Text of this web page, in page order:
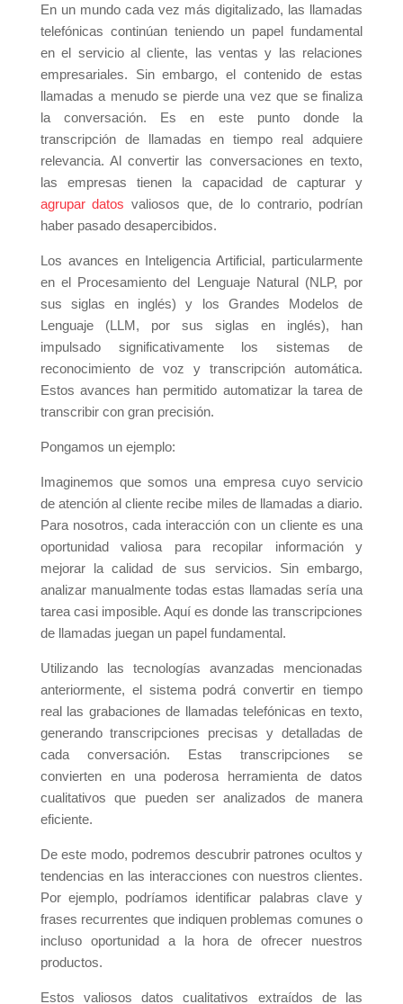
En un mundo cada vez más digitalizado, las llamadas
telefónicas continúan teniendo un papel fundamental
en el servicio al cliente, las ventas y las relaciones
empresariales. Sin embargo, el contenido de estas
llamadas a menudo se pierde una vez que se finaliza
la conversación. Es en este punto donde la
transcripción de llamadas en tiempo real adquiere
relevancia. Al convertir las conversaciones en texto,
las empresas tienen la capacidad de capturar y
agrupar datos valiosos que, de lo contrario, podrían
haber pasado desapercibidos.
Los avances en Inteligencia Artificial, particularmente
en el Procesamiento del Lenguaje Natural (NLP, por
sus siglas en inglés) y los Grandes Modelos de
Lenguaje (LLM, por sus siglas en inglés), han
impulsado significativamente los sistemas de
reconocimiento de voz y transcripción automática.
Estos avances han permitido automatizar la tarea de
transcribir con gran precisión.
Pongamos un ejemplo:
Imaginemos que somos una empresa cuyo servicio
de atención al cliente recibe miles de llamadas a diario.
Para nosotros, cada interacción con un cliente es una
oportunidad valiosa para recopilar información y
mejorar la calidad de sus servicios. Sin embargo,
analizar manualmente todas estas llamadas sería una
tarea casi imposible. Aquí es donde las transcripciones
de llamadas juegan un papel fundamental.
Utilizando las tecnologías avanzadas mencionadas
anteriormente, el sistema podrá convertir en tiempo
real las grabaciones de llamadas telefónicas en texto,
generando transcripciones precisas y detalladas de
cada conversación. Estas transcripciones se
convierten en una poderosa herramienta de datos
cualitativos que pueden ser analizados de manera
eficiente.
De este modo, podremos descubrir patrones ocultos y
tendencias en las interacciones con nuestros clientes.
Por ejemplo, podríamos identificar palabras clave y
frases recurrentes que indiquen problemas comunes o
incluso oportunidad a la hora de ofrecer nuestros
productos.
Estos valiosos datos cualitativos extraídos de las